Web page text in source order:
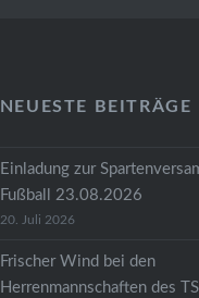
NEUESTE BEITRÄGE
Einladung zur
Fußball 23.08.2026
20. Juli 2026
Frischer Wind bei den
Herrenmannschaften des